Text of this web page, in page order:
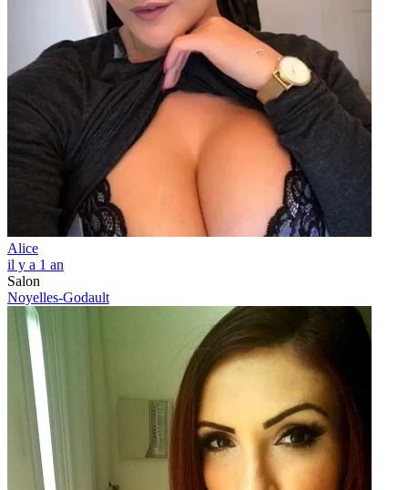
Alice
il y a 1 an
Salon
Noyelles-Godault